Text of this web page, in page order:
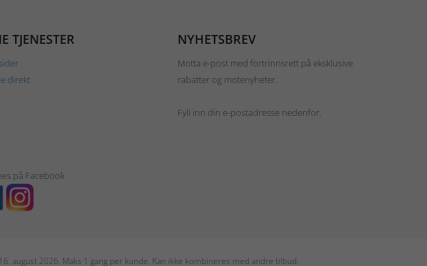
TJENESTER
direkt
NYHETSBREV
Motta e-post med fortrinnsrett på eksklusive
rabatter og motenyheter.
Fyll inn din e-postadresse nedenfor.
på Facebook
august 2026. Maks 1 gang per kunde. Kan ikke kombineres med andre tilbud.